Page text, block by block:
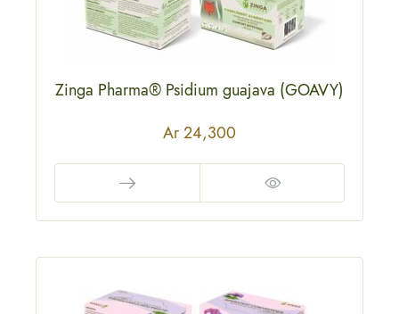
Zinga Pharma® Psidium guajava (GOAVY)
Ar24,300